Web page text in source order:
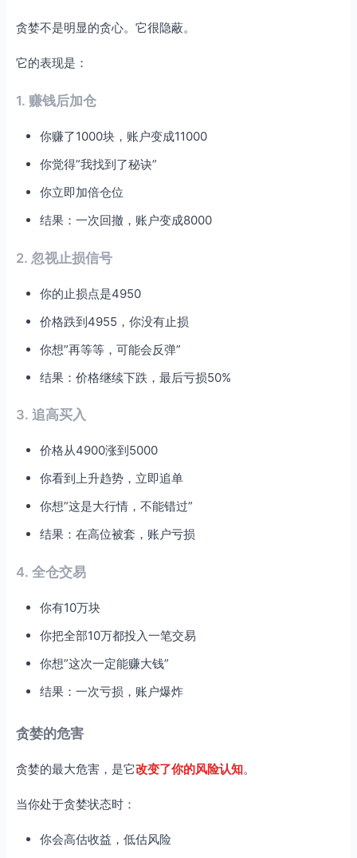
贪婪不是明显的贪心。它很隐蔽。
它的表现是：
1. 赚钱后加仓
你赚了1000块，账户变成11000
你觉得”我找到了秘诀”
你立即加倍仓位
结果：一次回撤，账户变成8000
2. 忽视止损信号
你的止损点是4950
价格跌到4955，你没有止损
你想”再等等，可能会反弹”
结果：价格继续下跌，最后亏损50%
3. 追高买入
价格从4900涨到5000
你看到上升趋势，立即追单
你想”这是大行情，不能错过”
结果：在高位被套，账户亏损
4. 全仓交易
你有10万块
你把全部10万都投入一笔交易
你想”这次一定能赚大钱”
结果：一次亏损，账户爆炸
贪婪的危害
贪婪的最大危害，是它改变了你的风险认知。
当你处于贪婪状态时：
你会高估收益，低估风险